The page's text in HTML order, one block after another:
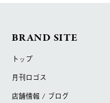
BRAND SITE
トップ
月刊ロゴス
店舗情報 / ブログ